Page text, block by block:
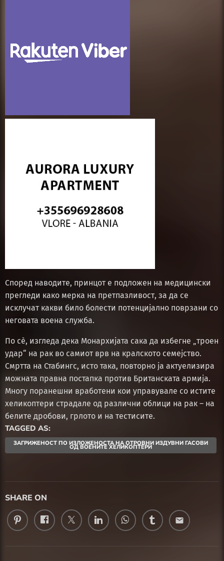
Според наводите, принцот е подложен на медицински
прегледи како мерка на претпазливост, за да се
исклучат какви било болести потенцијално поврзани со
неговата воена служба.
По сѐ, изгледа дека Монархијата сака да избегне „троен
удар“ на рак во самиот врв на кралското семејство.
Смртта на Стабингс, исто така, повторно ја актуелизира
можната правна постапка против Британската армија.
Многу поранешни вработени кои управувале со истите
хеликоптери страдале од различни облици на рак – на
белите дробови, грлото и на тестисите.
TAGGED AS:
ЗАГРИЖЕНОСТ ПО ИЗЛОЖЕНОСТА НА ОТРОВНИ ИЗДУВНИ ГАСОВИ
ОД ВОЕНИТЕ ХЕЛИКОПТЕРИ
SHARE ON
email